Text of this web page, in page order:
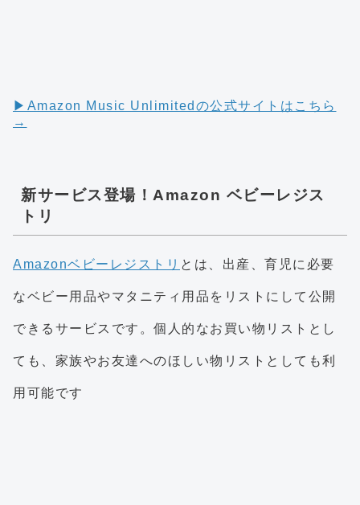
▶︎Amazon Music Unlimitedの公式サイトはこちら
→
新サービス登場！Amazon ベビーレジス
トリ
Amazonベビーレジストリ とは、出産、育児に必要
なベビー用品やマタニティ用品をリストにして公開
できるサービスです。個人的なお買い物リストとし
ても、家族やお友達へのほしい物リストとしても利
用可能です